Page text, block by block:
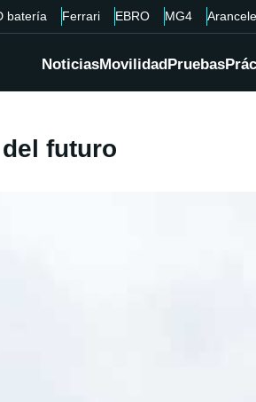
batería Ferrari EBRO MG4
NoticiasMovilidadPruebas
futuro